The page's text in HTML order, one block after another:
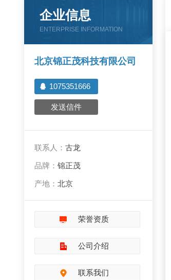
企业信息
ENTERPRISE INFORMATION
北京锦正茂科技有限公司
1075351666
发送信件
联系人：古龙
品牌：锦正茂
产地：北京
荣誉资质
公司介绍
联系我们